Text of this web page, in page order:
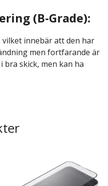
(B-Grade):
innebär att den har
men fortfarande är
skick, men kan ha